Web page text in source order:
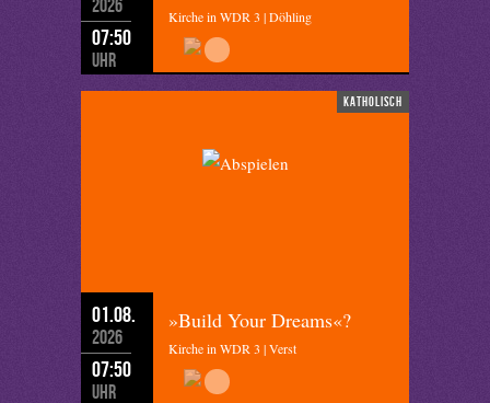
2026
07:50
Uhr
Kirche in WDR 3 | Döhling
katholisch
01.08.
2026
07:50
Uhr
»Build Your Dreams«?
Kirche in WDR 3 | Verst